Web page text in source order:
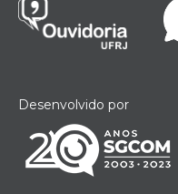
Desenvolvido por